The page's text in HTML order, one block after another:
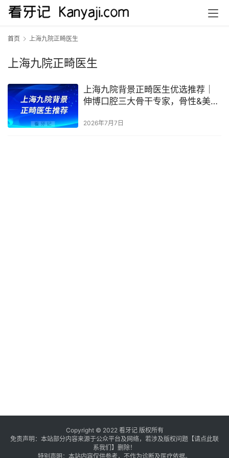
首页 上海九院正畸医生
上海九院正畸医生
上海九院背景正畸医生优选推荐｜
伸博口腔三大骨干专家，骨性&美学
2026年7月7日
Copyright © 2022 看牙记 版权所有
免责声明：本站部分内容来源于公众平台及网络，若涉及版权问题【请点此联
系我们 】 删除！
特别声明：本站内容仅供参考，不作为诊断及医疗依据。